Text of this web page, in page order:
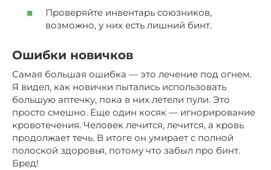
Проверяйте инвентарь союзников,
возможно, у них есть лишний бинт.
Ошибки новичков
Самая большая ошибка — это лечение под огнем.
Я видел, как новички пытались использовать
большую аптечку, пока в них летели пули. Это
просто смешно. Еще один косяк — игнорирование
кровотечения. Человек лечится, лечится, а кровь
продолжает течь. В итоге он умирает с полной
полоской здоровья, потому что забыл про бинт.
Бред!